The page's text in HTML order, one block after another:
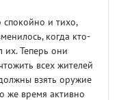
и тихо,
когда кто-
их. Теперь они
всех жителей
взять оружие
же время активно